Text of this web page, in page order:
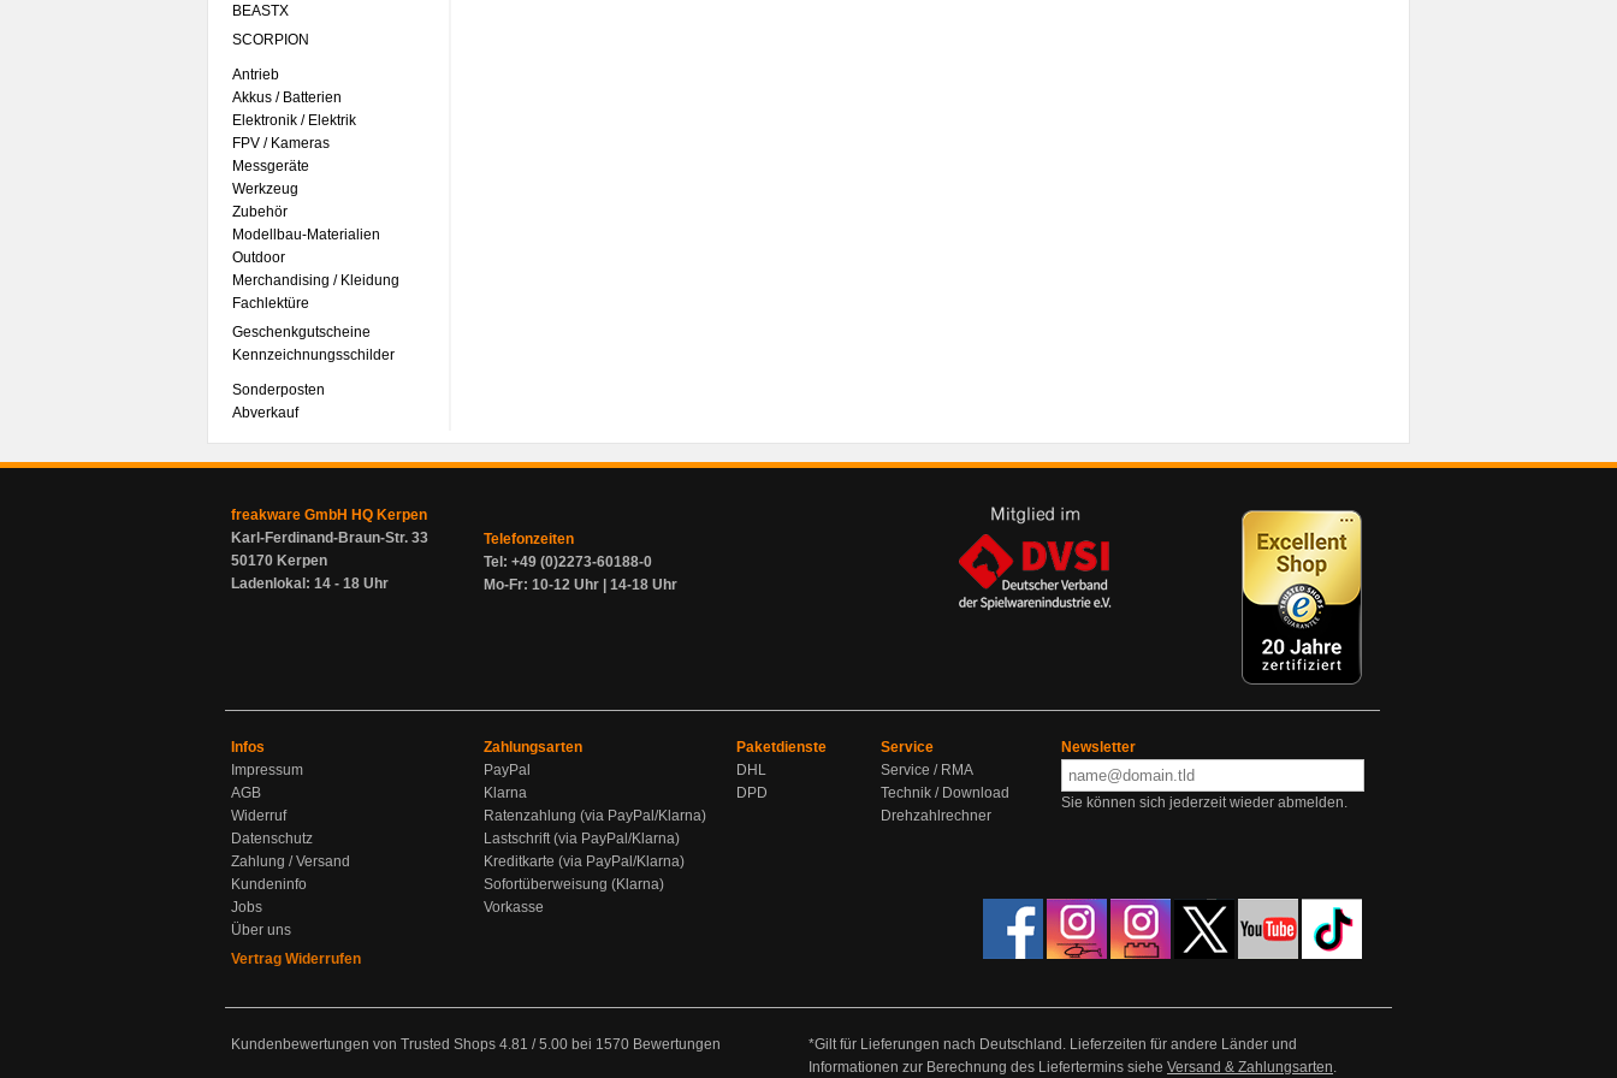
BEASTX
SCORPION
Antrieb
Akkus / Batterien
Elektronik / Elektrik
FPV / Kameras
Messgeräte
Werkzeug
Zubehör
Modellbau-Materialien
Outdoor
Merchandising / Kleidung
Fachlektüre
Geschenkgutscheine
Kennzeichnungsschilder
Sonderposten
Abverkauf
freakware GmbH HQ Kerpen
Karl-Ferdinand-Braun-Str. 33
50170 Kerpen
Ladenlokal: 14 - 18 Uhr
Telefonzeiten
Tel: +49 (0)2273-60188-0
Mo-Fr: 10-12 Uhr | 14-18 Uhr
Infos
Impressum
AGB
Widerruf
Datenschutz
Zahlung / Versand
Kundeninfo
Jobs
Über uns
Vertrag Widerrufen
Zahlungsarten
PayPal
Klarna
Ratenzahlung (via PayPal/Klarna)
Lastschrift (via PayPal/Klarna)
Kreditkarte (via PayPal/Klarna)
Sofortüberweisung (Klarna)
Vorkasse
Paketdienste
DHL
DPD
Service
Service / RMA
Technik / Download
Drehzahlrechner
Newsletter
Sie können sich jederzeit wieder abmelden.
Kundenbewertungen von Trusted Shops 4.81 /5.00 bei 1570 Bewertungen
*Gilt für Lieferungen nach Deutschland. Lieferzeiten für andere Länder und
Informationen zur Berechnung des Liefertermins siehe Versand & Zahlungsarten.